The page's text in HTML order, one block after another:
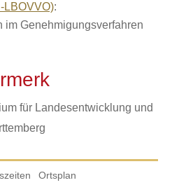
LBOVVO):
im Genehmigungsverfahren
für Landesentwicklung und
Ortsplan